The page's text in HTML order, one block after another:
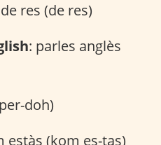
res (de res)
: parles anglès
doh)
estàs (kom es-tas)